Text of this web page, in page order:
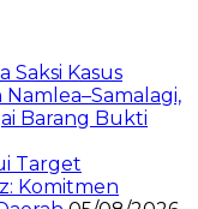
Saksi Kasus
Barang Bukti
Target
Komitmen